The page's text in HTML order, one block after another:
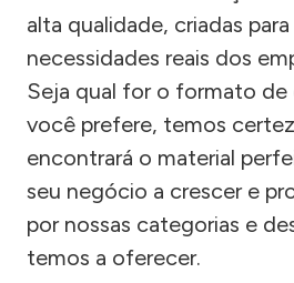
alta qualidade, criadas
necessidades reais dos
Seja qual for o formato
você prefere, temos
encontrará o material
seu negócio a crescer e
por nossas categorias e
temos a oferecer.